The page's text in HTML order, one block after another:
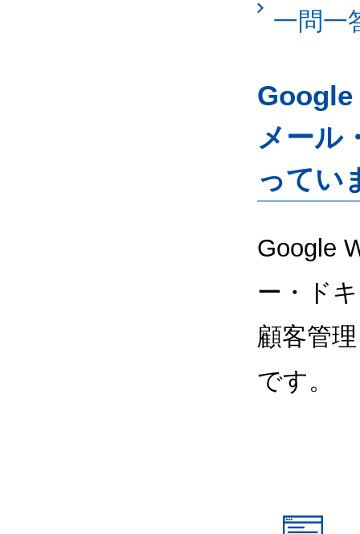
一問一
Google
メール
ってい
Google
ー・ド
顧客管
です。